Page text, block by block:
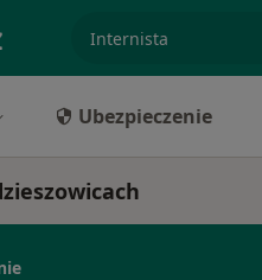
Ubezpieczenie